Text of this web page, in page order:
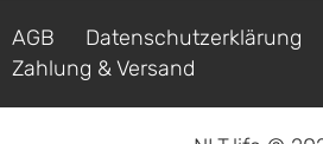
AGB Datenschutz­erklärung
Zahlung & Versand